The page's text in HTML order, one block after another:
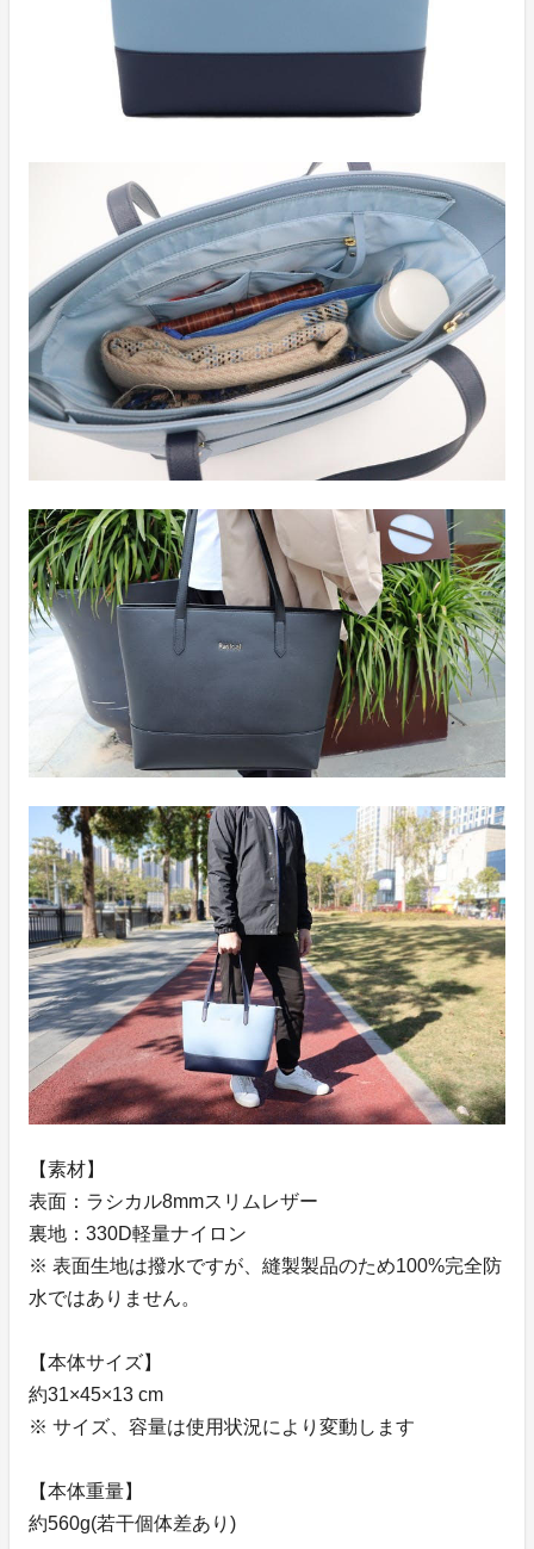
【素材】
表面：ラシカル8mmスリムレザー
裏地：330D軽量ナイロン
※ 表面生地は撥水ですが、縫製製品のため100%完全防
水ではありません。
【本体サイズ】
約31×45×13 cm
※ サイズ、容量は使用状況により変動します
【本体重量】
約560g(若干個体差あり)